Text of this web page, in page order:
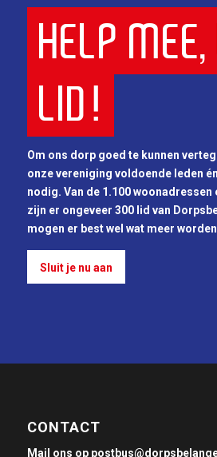
HELP MEE,
LID!
Om ons dorp goed te kunnen
onze vereniging voldoende leden
nodig. Van de 1.100 woonadressen
zijn er ongeveer 300 lid van
mogen er best wel wat meer
Sluit je nu aan
CONTACT
Mail ons op